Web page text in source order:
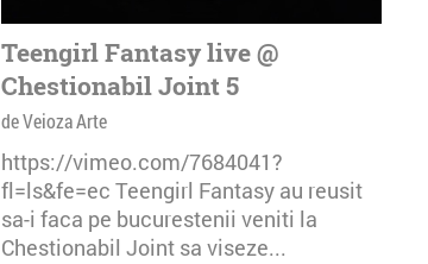
Teengirl Fantasy live @
Chestionabil Joint 5
de Veioza Arte
https://vimeo.com/7684041?
fl=ls&fe=ec Teengirl Fantasy au reusit
sa-i faca pe bucurestenii veniti la
Chestionabil Joint sa viseze...